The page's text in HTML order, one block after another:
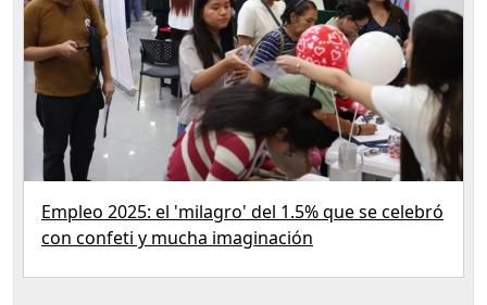
Empleo 2025: el 'milagro' del 1.5% que se celebró
con confeti y mucha imaginación